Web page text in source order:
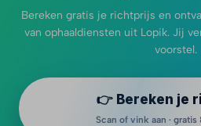
Bereken gratis je richtprijs en
van ophaaldiensten uit Lopik. Jij
voorstel.
👉 Bereken je
Scan of vink aan ·